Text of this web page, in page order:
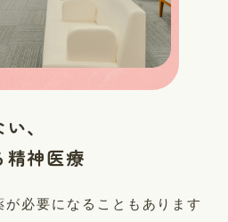
、
精神医療
必要になることもあります